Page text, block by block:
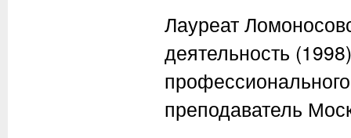
Лауреат
деятельность
преподаватель